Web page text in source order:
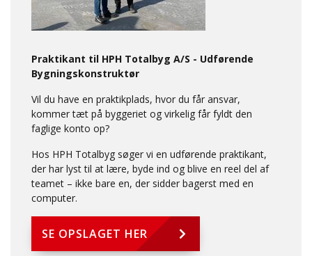
Praktikant til HPH Totalbyg A/S - Udførende
Bygningskonstruktør
Vil du have en praktikplads, hvor du får ansvar,
kommer tæt på byggeriet og virkelig får fyldt den
faglige konto op?
Hos HPH Totalbyg søger vi en udførende praktikant,
der har lyst til at lære, byde ind og blive en reel del af
teamet – ikke bare en, der sidder bagerst med en
computer.
SE OPSLAGET HER